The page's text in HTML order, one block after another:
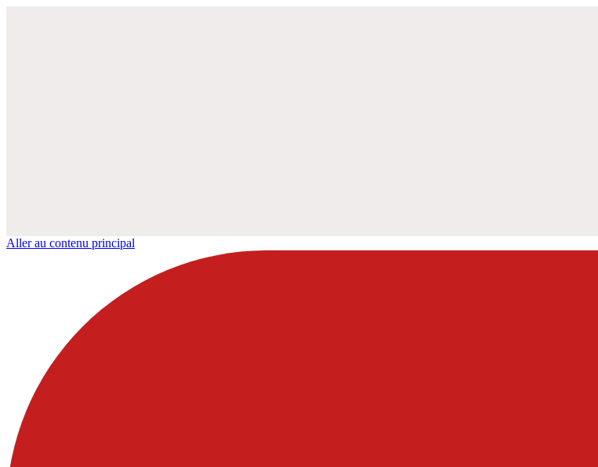
Aller au contenu principal